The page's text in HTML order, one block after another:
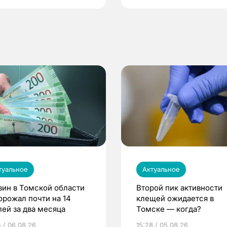
в Томской области
почти на 14
за два месяца
/ 06.08.26
Актуальное
Второй пик активности
клещей ожидается в
Томске — когда?
15:28 / 05.08.26